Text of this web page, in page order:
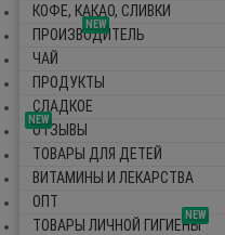
КОФЕ, КАКАО, СЛИВКИ
NEW
ПРОИЗВОДИТЕЛЬ
ЧАЙ
ПРОДУКТЫ
СЛАДКОЕ
NEW
ОТЗЫВЫ
ТОВАРЫ ДЛЯ ДЕТЕЙ
ВИТАМИНЫ И ЛЕКАРСТВА
ОПТ
NEW
ТОВАРЫ ЛИЧНОЙ ГИГИЕНЫ